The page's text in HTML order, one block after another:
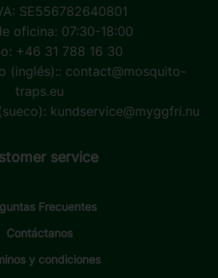
SE556782640801
oficina: 07:30-18:00
+46 31 788 16 30
(inglés):: contact@mosquito-
traps.eu
kundservice@myggfri.nu
service
Frecuentes
Contáctanos
y condiciones